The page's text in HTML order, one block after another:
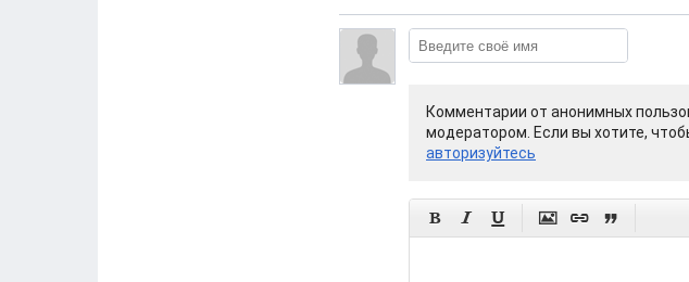
Комментарии от анонимных
модератором. Если вы хотите,
авторизуйтесь
     